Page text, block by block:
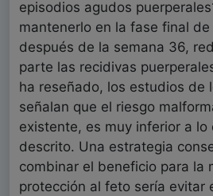
episodios agudos
mantenerlo en la fase final
después de la semana 36,
parte las recidivas
ha reseñado, los estudios de
señalan que el riesgo
existente, es muy inferior a lo
descrito. Una estrategia
combinar el beneficio para la
protección al feto sería evitar